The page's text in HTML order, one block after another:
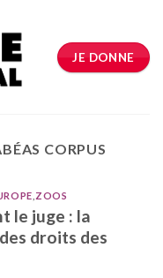
JE DONNE
CORPUS
ZOOS
le juge : la
droits des